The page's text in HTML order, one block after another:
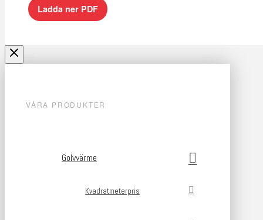
Ladda ner PDF
VÅRA PRODUKTER
Golvvärme
Kvadratmeterpris